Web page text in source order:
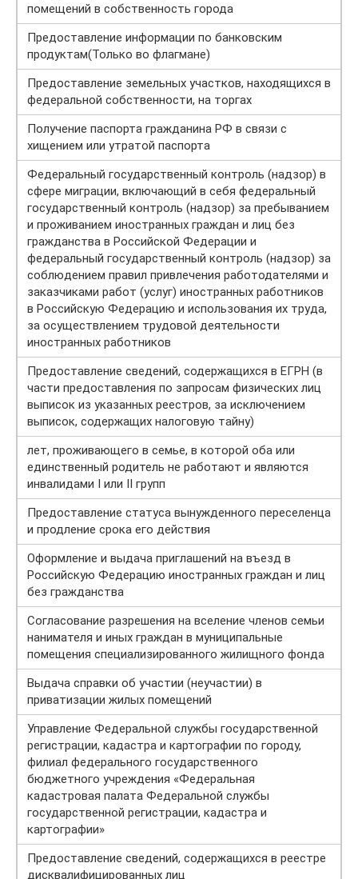
помещений в собственность города
Предоставление информации по банковским
продуктам(Только во флагмане)
Предоставление земельных участков, находящихся в
федеральной собственности, на торгах
Получение паспорта гражданина РФ в связи с
хищением или утратой паспорта
Федеральный государственный контроль (надзор) в
сфере миграции, включающий в себя федеральный
государственный контроль (надзор) за пребыванием
и проживанием иностранных граждан и лиц без
гражданства в Российской Федерации и
федеральный государственный контроль (надзор) за
соблюдением правил привлечения работодателями и
заказчиками работ (услуг) иностранных работников
в Российскую Федерацию и использования их труда,
за осуществлением трудовой деятельности
иностранных работников
Предоставление сведений, содержащихся в ЕГРН (в
части предоставления по запросам физических лиц
выписок из указанных реестров, за исключением
выписок, содержащих налоговую тайну)
лет, проживающего в семье, в которой оба или
единственный родитель не работают и являются
инвалидами I или II групп
Предоставление статуса вынужденного переселенца
и продление срока его действия
Оформление и выдача приглашений на въезд в
Российскую Федерацию иностранных граждан и лиц
без гражданства
Согласование разрешения на вселение членов семьи
нанимателя и иных граждан в муниципальные
помещения специализированного жилищного фонда
Выдача справки об участии (неучастии) в
приватизации жилых помещений
Управление Федеральной службы государственной
регистрации, кадастра и картографии по городу,
филиал федерального государственного
бюджетного учреждения «Федеральная
кадастровая палата Федеральной службы
государственной регистрации, кадастра и
картографии»
Предоставление сведений, содержащихся в реестре
дисквалифицированных лиц